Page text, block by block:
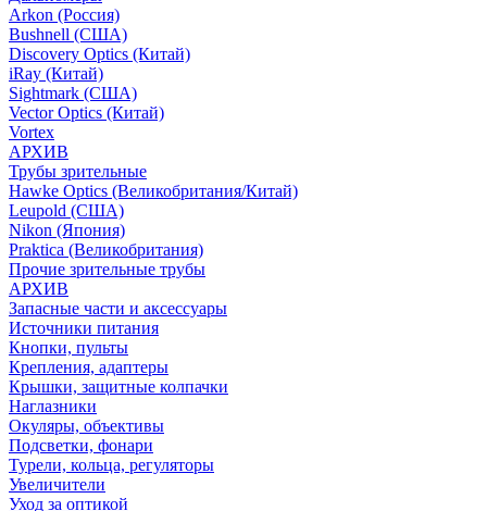
Arkon (Россия)
Bushnell (США)
Discovery Optics (Китай)
iRay (Китай)
Sightmark (США)
Vector Optics (Китай)
Vortex
АРХИВ
Трубы зрительные
Hawke Optics (Великобритания/Китай)
Leupold (США)
Nikon (Япония)
Praktica (Великобритания)
Прочие зрительные трубы
АРХИВ
Запасные части и аксессуары
Источники питания
Кнопки, пульты
Крепления, адаптеры
Крышки, защитные колпачки
Наглазники
Окуляры, объективы
Подсветки, фонари
Турели, кольца, регуляторы
Увеличители
Уход за оптикой